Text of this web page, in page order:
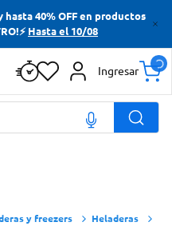
y hasta 40% OFF en productos
Hasta el 10/08
Ingresar
y freezers Heladeras